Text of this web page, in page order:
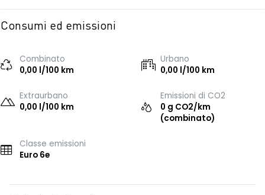
Consumi ed emissioni
Combinato
0,00 l/100 km
Urbano
0,00 l/100 km
Extraurbano
0,00 l/100 km
Emissioni di CO2
0 g CO2/km
(combinato)
Classe emissioni
Euro 6e